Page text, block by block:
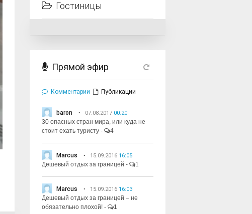
Гостиницы
Прямой эфир
Комментарии Публикации
baron 07.08.2017 00:20
30 опасных стран мира, или куда не
стоит ехать туристу - 4
Marcus 15.09.2016 16:05
Дешевый отдых за границей - 1
Marcus 15.09.2016 16:03
Дешевый отдых за границей – не
обязательно плохой! - 1